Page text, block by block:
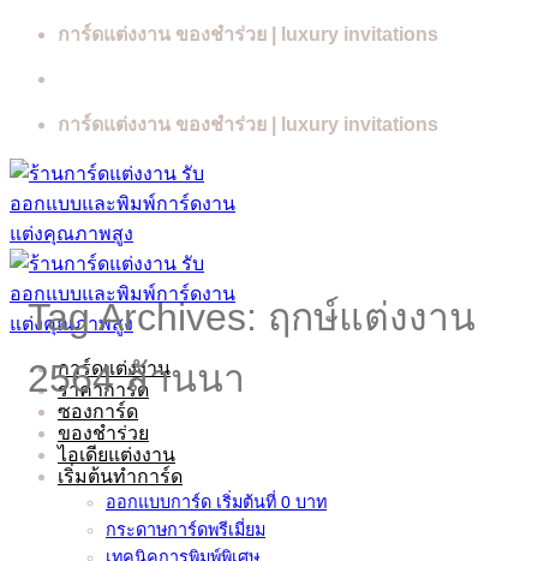
Skip
การ์ดแต่งงาน ของชำร่วย | luxury invitations
การ์ดแต่งงาน ของชำร่วย | luxury invitations
การ์ดแต่งงาน
ราคาการ์ด
ซองการ์ด
ของชำร่วย
ไอเดียแต่งงาน
เริ่มต้นทำการ์ด
ออกแบบการ์ด เริ่มต้นที่ 0 บาท
กระดาษการ์ดพรีเมี่ยม
Tag Archives: ฤกษ์แต่งงาน
2564 ล้านนา